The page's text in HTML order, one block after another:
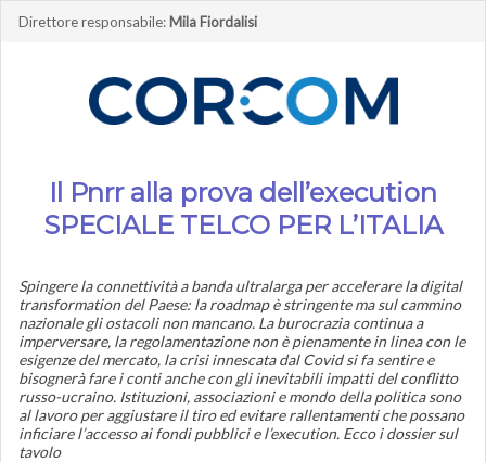
Direttore responsabile: Mila Fiordalisi
Il Pnrr alla prova dell’execution
SPECIALE TELCO PER L’ITALIA
Spingere la connettività a banda ultralarga per accelerare la digital
transformation del Paese: la roadmap è stringente ma sul cammino
nazionale gli ostacoli non mancano. La burocrazia continua a
imperversare, la regolamentazione non è pienamente in linea con le
esigenze del mercato, la crisi innescata dal Covid si fa sentire e
bisognerà fare i conti anche con gli inevitabili impatti del conflitto
russo-ucraino. Istituzioni, associazioni e mondo della politica sono
al lavoro per aggiustare il tiro ed evitare rallentamenti che possano
inficiare l’accesso ai fondi pubblici e l’execution. Ecco i dossier sul
tavolo